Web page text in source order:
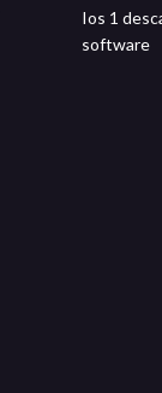
Ios 1
software